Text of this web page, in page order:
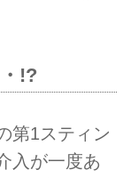
!?
第1スティン
入が一度あ